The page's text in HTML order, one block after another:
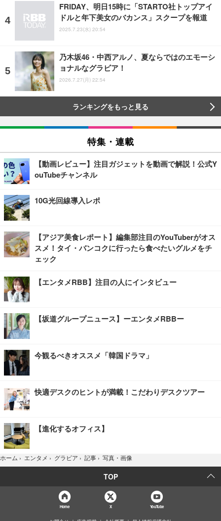
FRIDAY、明日15時に「STARTO社トップアイ
ドルと年下美女のバカンス」スクープを報道
2025.7.23(水) 20:54
乃木坂46・中西アルノ、夏ならではのエモーシ
ョナルなグラビア！
2026.7.27(月) 22:54
ランキングをもっと見る
特集・連載
【動画レビュー】注目ガジェットを動画で解説！公式Y
ouTubeチャンネル
10G光回線導入レポ
【アジア美食レポート】編集部注目のYouTuberがオス
スメ！タイ・バンコクに行ったら食べたいグルメをチ
ェック
【エンタメRBB】注目の人にインタビュー
【坂道グループニュース】ーエンタメRBBー
今観るべきオススメ「韓国ドラマ」
快適デスクのヒントが満載！こだわりデスクツアー
【進化するオフィス】
ホーム › エンタメ › グラビア › 記事 › 写真・画像
TOP
Home X YouTube